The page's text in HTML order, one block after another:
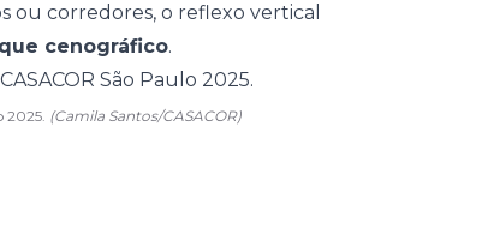
ou corredores, o reflexo vertical
cenográfico.
2025. (Camila Santos/CASACOR)